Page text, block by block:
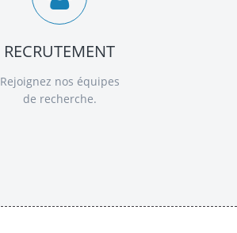
RECRUTEMENT
Rejoignez nos équipes
de recherche.